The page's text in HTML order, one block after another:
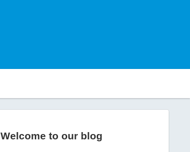
Welcome to our blog